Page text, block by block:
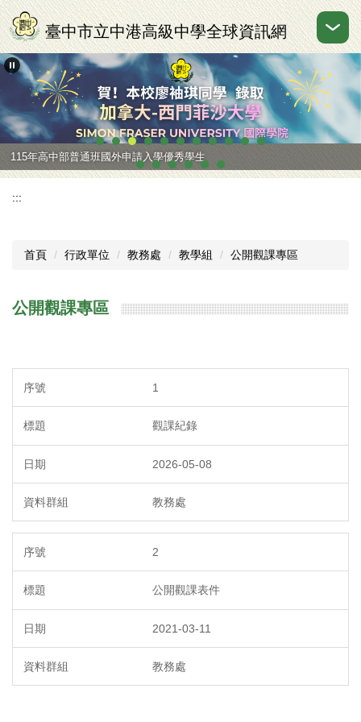
跳
到
主
要
區
臺中市立中港高級中學全球資訊網
115年高中部普通班國外申請入學優秀學生
:::
首頁 行政單位 教務處 教學組 公開觀課專區
公開觀課專區
1
觀課紀錄
2026-05-08
教務處
2
公開觀課表件
2021-03-11
教務處